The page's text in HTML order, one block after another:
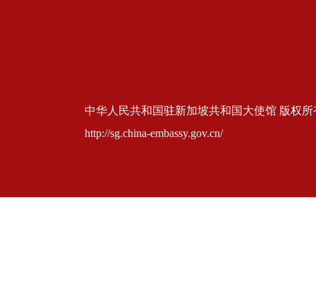
中华人民共和国驻新加坡共和国大使馆 版权所
http://sg.china-embassy.gov.cn/